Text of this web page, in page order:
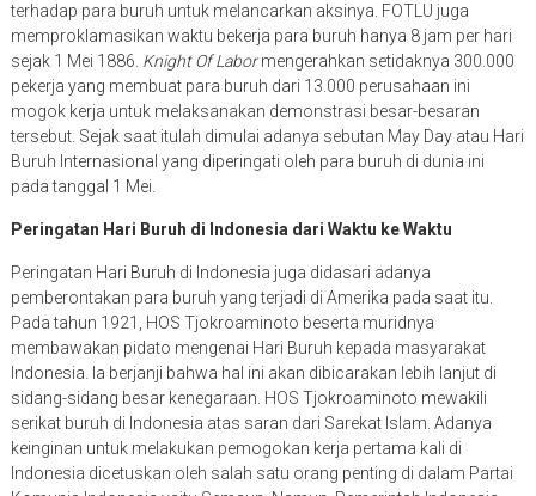
terhadap para buruh untuk melancarkan aksinya. FOTLU juga
memproklamasikan waktu bekerja para buruh hanya 8 jam per hari
sejak 1 Mei 1886. Knight Of Labormengerahkan setidaknya 300.000
pekerja yang membuat para buruh dari 13.000 perusahaan ini
mogok kerja untuk melaksanakan demonstrasi besar-besaran
tersebut. Sejak saat itulah dimulai adanya sebutan May Day atau Hari
Buruh Internasional yang diperingati oleh para buruh di dunia ini
pada tanggal 1 Mei.
Peringatan Hari Buruh di Indonesia dari Waktu ke Waktu
Peringatan Hari Buruh di Indonesia juga didasari adanya
pemberontakan para buruh yang terjadi di Amerika pada saat itu.
Pada tahun 1921, HOS Tjokroaminoto beserta muridnya
membawakan pidato mengenai Hari Buruh kepada masyarakat
Indonesia. Ia berjanji bahwa hal ini akan dibicarakan lebih lanjut di
sidang-sidang besar kenegaraan. HOS Tjokroaminoto mewakili
serikat buruh di Indonesia atas saran dari Sarekat Islam. Adanya
keinginan untuk melakukan pemogokan kerja pertama kali di
Indonesia dicetuskan oleh salah satu orang penting di dalam Partai